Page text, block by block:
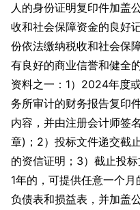
人的身份证明复印件加盖
收和社会保障资金的良好
份依法缴纳税收和社会保
有良好的商业信誉和健全
资料之一：1）2024年度
务所审计的财务报告复印
内容，并由注册会计师签
章)；2）投标文件递交截
的资信证明；3）截止投
1年的，可提供任意一个
负债表和损益表，并加盖